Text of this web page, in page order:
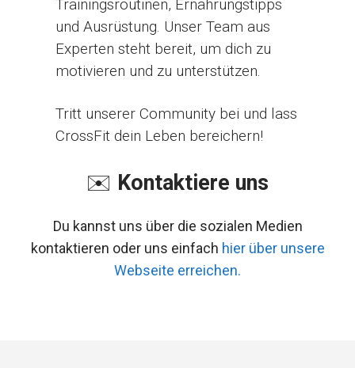
Trainingsroutinen, Ernährungstipps
und Ausrüstung. Unser Team aus
Experten steht bereit, um dich zu
motivieren und zu unterstützen.
Tritt unserer Community bei und lass
CrossFit dein Leben bereichern!
✉️ Kontaktiere uns
Du kannst uns über die sozialen Medien
kontaktieren oder uns einfach hier über unsere
Webseite erreichen.